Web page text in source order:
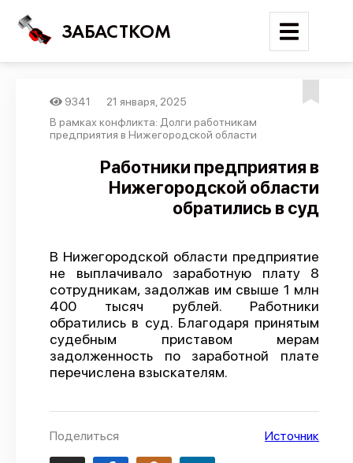
ЗАБАСТКОМ
Войти
Поиск
Новости
Карта событий
Отчеты
Предложить публикацию
Справочник
API
О проекте
9341
21 января, 2025
В рамках конфликта: Долги работникам
предприятия в Нижегородской области
Работники предприятия в
Нижегородской области
обратились в суд
В Нижегородской области предприятие
не выплачивало заработную плату 8
сотрудникам, задолжав им свыше 1 млн
400 тысяч рублей. Работники
обратились в суд. Благодаря принятым
судебным приставом мерам
задолженность по заработной плате
перечислена взыскателям.
Поделиться Источник